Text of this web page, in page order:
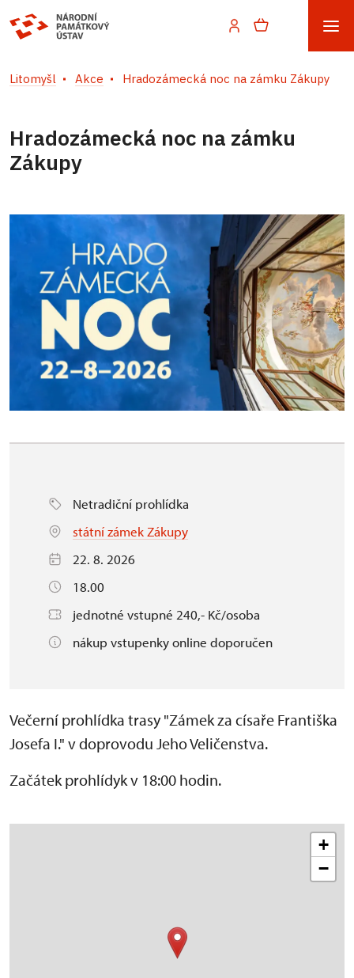
Litomyšl Akce Hradozámecká noc na zámku Zákupy
Hradozámecká noc na zámku
Zákupy
Netradiční prohlídka
státní zámek Zákupy
22. 8. 2026
18.00
jednotné vstupné 240,- Kč/osoba
nákup vstupenky online doporučen
Večerní prohlídka trasy "Zámek za císaře Františka
Josefa I." v doprovodu Jeho Veličenstva.
Začátek prohlídyk v 18:00 hodin.
+
−